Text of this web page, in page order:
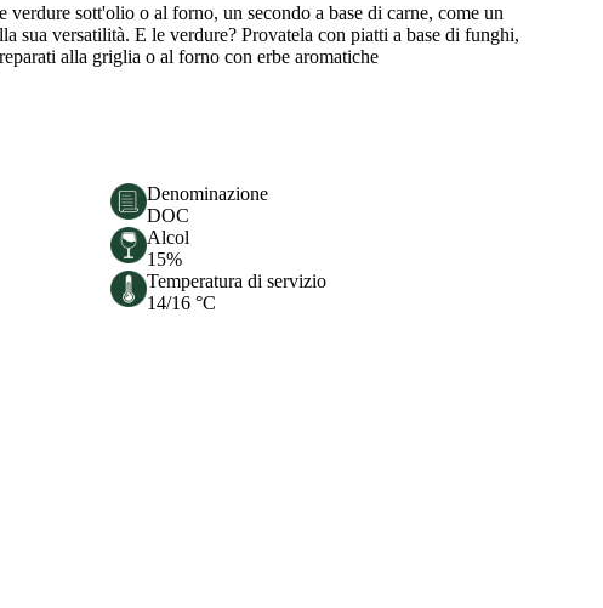
sott'olio o al forno, un secondo a base di carne, come un
sua versatilità. E le verdure? Provatela con piatti a base di funghi,
alla griglia o al forno con erbe aromatiche
Denominazione
DOC
Alcol
15%
Temperatura di servizio
14/16 °C